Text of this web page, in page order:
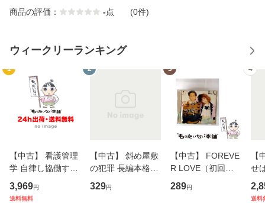
商品の評価： -点 (0件)
ウィークリーランキング
1
【中古】 看護管理
学 自律し協働する
専門職の看護マネ
ジメントスキル 改
3,969円
送料無料
2
【中古】 斜め屋敷
の犯罪 長編本格推
理小説 (光文社文
庫) / 島田荘司 / 光
329円
3
【中古】 FOREVE
R LOVE（初回生
産限定盤） / 清水
翔太×加藤ミリヤ /
289円
4
【
せ
タ
送料